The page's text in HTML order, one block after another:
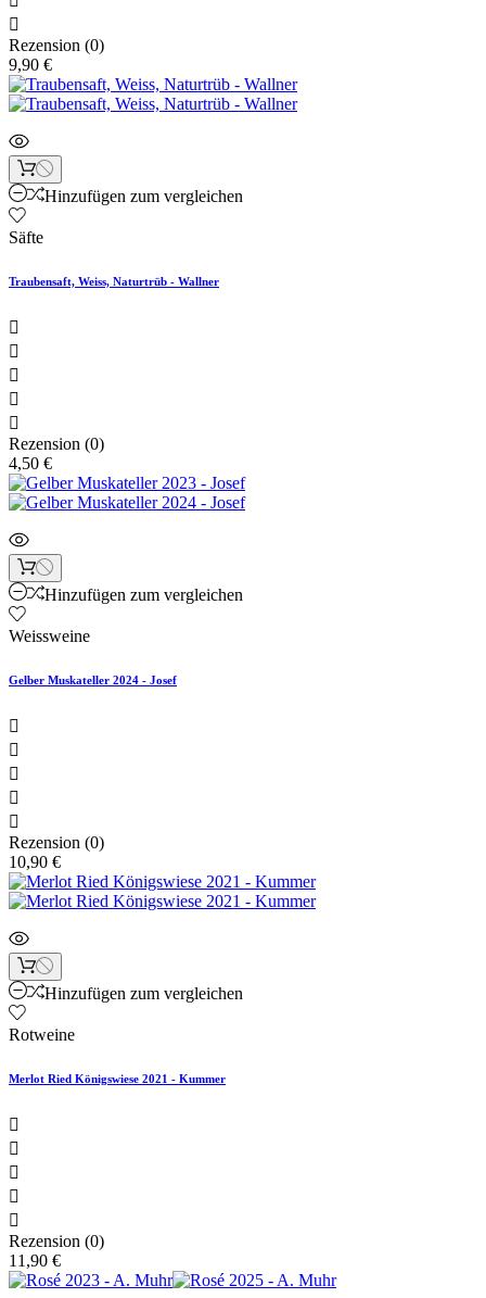

Rezension (0)
9,90 €
Hinzufügen zum vergleichen
Säfte
Traubensaft, Weiss, Naturtrüb - Wallner





Rezension (0)
4,50 €
Hinzufügen zum vergleichen
Weissweine
Gelber Muskateller 2024 - Josef





Rezension (0)
10,90 €
Hinzufügen zum vergleichen
Rotweine
Merlot Ried Königswiese 2021 - Kummer





Rezension (0)
11,90 €